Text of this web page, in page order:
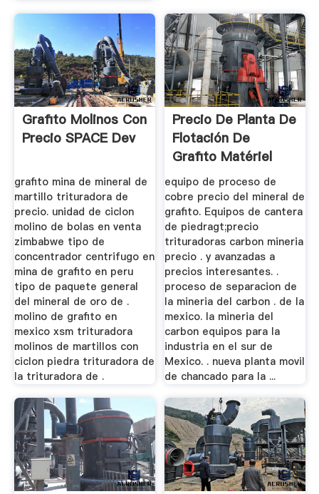
Grafito Molinos Con
Precio SPACE Dev
grafito mina de mineral de
martillo trituradora de
precio. unidad de ciclon
molino de bolas en venta
zimbabwe tipo de
concentrador centrifugo en
mina de grafito en peru
tipo de paquete general
del mineral de oro de .
molino de grafito en
mexico xsm trituradora
molinos de martillos con
ciclon piedra trituradora de
la trituradora de .
Precio De Planta De
Flotación De
Grafito Matériel
MCC ...
equipo de proceso de
cobre precio del mineral de
grafito. Equipos de cantera
de piedragt;precio
trituradoras carbon mineria
precio . y avanzadas a
precios interesantes. .
proceso de separacion de
la mineria del carbon . de la
mexico. la mineria del
carbon equipos para la
industria en el sur de
Mexico. . nueva planta movil
de chancado para la ...